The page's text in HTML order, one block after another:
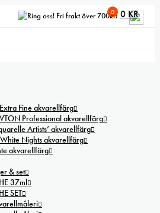
Fri frakt över 700kr!
0 0 KR
Fine akvarellfärg
Professional akvarellfärg
Artists’ akvarellfärg
White Nights akvarellfärg
akvarellfärg
& set
37ml
SET